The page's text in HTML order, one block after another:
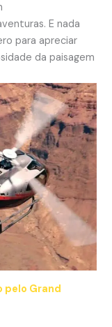
E nada
para apreciar
da paisagem
pelo Grand